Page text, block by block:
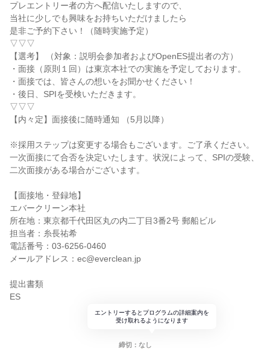
プレエントリー者の方へ配信いたしますので、
当社に少しでも興味をお持ちいただけましたら
是非ご予約下さい！（随時実施予定）
▽▽▽
【選考】 （対象：説明会参加者およびOpenES提出者の方）
・面接（原則１回）は東京本社での実施を予定しております。
・面接では、皆さんの想いをお聞かせください！
・後日、SPIを受検いただきます。
▽▽▽
【内々定】面接後に随時通知 （5月以降）
※採用ステップは変更する場合もございます。ご了承ください。
一次面接にて合否を決定いたします。状況によって、SPIの受験、
二次面接がある場合がございます。
【面接地・登録地】
エバークリーン本社
所在地：東京都千代田区丸の内二丁目3番2号 郵船ビル
担当者：糸長祐希
電話番号：03-6256-0460
メールアドレス：ec@everclean.jp
提出書類
ES
エントリーするとプログラムの詳細案内を
受け取れるようになります
締切：なし